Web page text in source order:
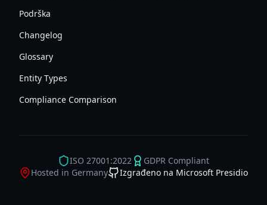
Podrška
Changelog
Glossary
Entity Types
Compliance Comparison
ISO 27001:2022
GDPR Compliant
Hosted in Germany
Izgrađeno na Microsoft Presidio